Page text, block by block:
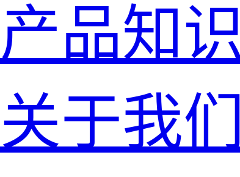
产品知识
关于我们